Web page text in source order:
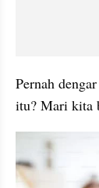
Pernah
itu? Mari kita